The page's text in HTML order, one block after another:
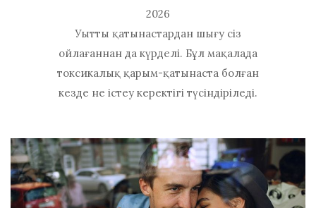
2026
Уытты қатынастардан шығу сіз
ойлағаннан да күрделі. Бұл мақалада
токсикалық қарым-қатынаста болған
кезде не істеу керектігі түсіндіріледі.